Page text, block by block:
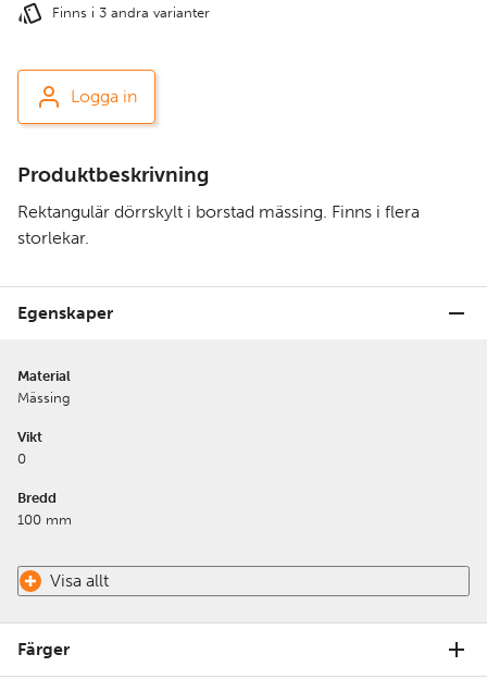
Finns i 3 andra varianter
Logga in
Produktbeskrivning
Rektangulär dörrskylt i borstad mässing. Finns i flera
storlekar.
Egenskaper
Material
Mässing
Vikt
0
Bredd
100 mm
Visa allt
Färger